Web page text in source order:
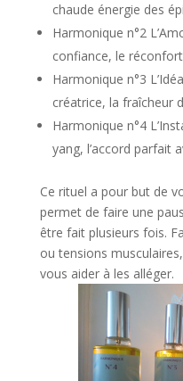
chaude énergie des
Harmonique n°2
confiance, le réconfort
Harmonique n°3
créatrice, la fraîcheur
Harmonique n°4
yang, l’accord parfait
Ce rituel a pour but de
permet de faire une
être fait plusieurs fois.
ou tensions
vous aider à les alléger.